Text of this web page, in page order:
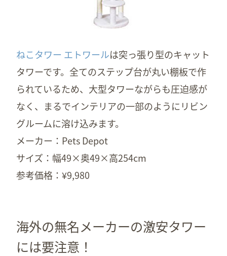
ねこタワー エトワールは突っ張り型のキャット
タワーです。全てのステップ台が丸い棚板で作
られているため、大型タワーながらも圧迫感が
なく、まるでインテリアの一部のようにリビン
グルームに溶け込みます。
メーカー：Pets Depot
サイズ：幅49×奥49×高254cm
参考価格：¥9,980
海外の無名メーカーの激安タワー
には要注意！